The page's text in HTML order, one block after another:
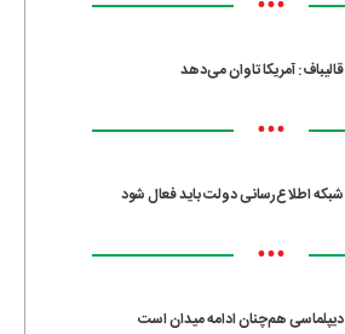
قالیباف: آمریکا تاوان می‌دهد
•••
شبکه اطلاع‌رسانی دولت باید فعال شود
•••
دیپلماسی هم‌چنان ادامه میدان است